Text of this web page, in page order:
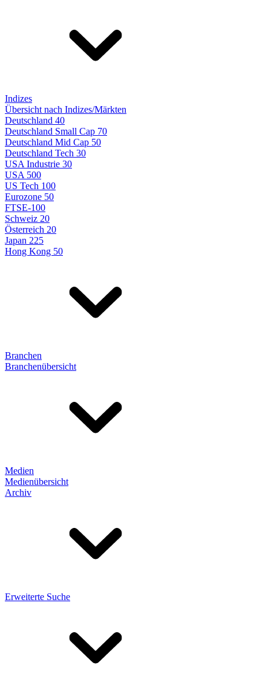
Indizes
Übersicht nach Indizes/Märkten
Deutschland 40
Deutschland Small Cap 70
Deutschland Mid Cap 50
Deutschland Tech 30
USA Industrie 30
USA 500
US Tech 100
Eurozone 50
FTSE-100
Schweiz 20
Österreich 20
Japan 225
Hong Kong 50
Branchen
Branchenübersicht
Medien
Medienübersicht
Archiv
Erweiterte Suche